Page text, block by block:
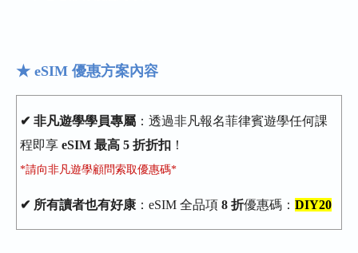
★ eSIM 優惠方案內容
✔︎ 非凡遊學學員專屬 ：透過非凡報名菲律賓遊學任何課
程即享 eSIM 最高 5 折折扣 ！
*請向非凡遊學顧問索取優惠碼*
✔︎ 所有讀者也有好康 ：eSIM 全品項 8 折優惠碼： DIY20